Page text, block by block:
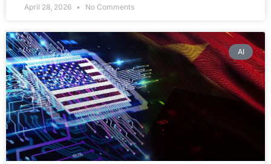
April 28, 2026 No Comments
AI